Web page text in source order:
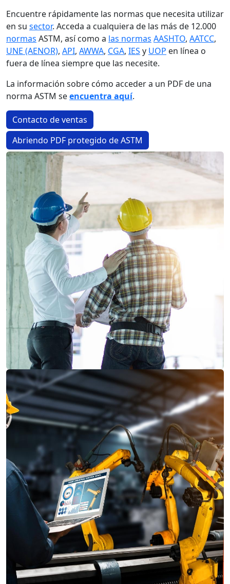
Encuentre rápidamente las normas que necesita utilizar
en su sector. Acceda a cualquiera de las más de 12.000
normas ASTM, así como a las normas AASHTO, AATCC,
UNE (AENOR), API, AWWA, CGA, IES y UOP en línea o
fuera de línea siempre que las necesite.
La información sobre cómo acceder a un PDF de una
norma ASTM seencuentra aquí.
Contacto de ventas
Abriendo PDF protegido de ASTM